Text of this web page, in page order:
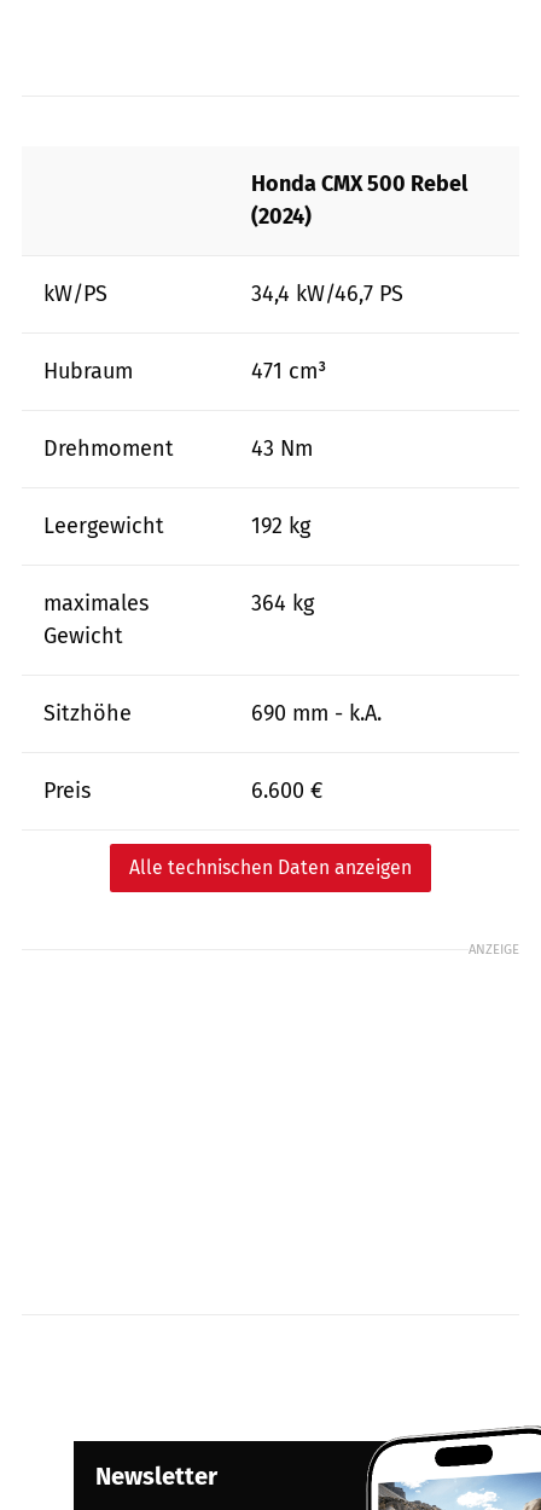
Honda CMX 500 Rebel
(2024)
kW/PS 34,4 kW/46,7 PS
Hubraum 471 cm³
Drehmoment 43 Nm
Leergewicht 192 kg
maximales
Gewicht
364 kg
Sitzhöhe 690 mm - k.A.
Preis 6.600 €
Alle technischen Daten anzeigen
ANZEIGE
Newsletter